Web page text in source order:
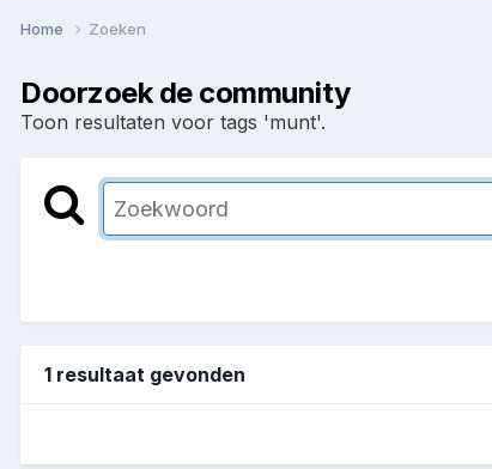
Home Zoeken
Doorzoek de community
Toon resultaten voor tags 'munt'.
1 resultaat gevonden